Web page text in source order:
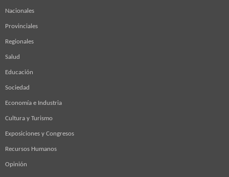
Nacionales
Provinciales
Regionales
Salud
Educación
Sociedad
Economía e Industria
Cultura y Turismo
Exposiciones y Congresos
Recursos Humanos
Opinión